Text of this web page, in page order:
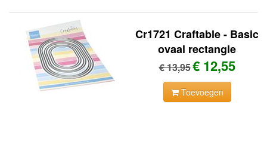
Cr1721 Craftable - Basic
ovaal rectangle
€ 13,95€ 12,55
Toevoegen